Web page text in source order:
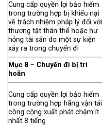
Cung cấp quyền lợi bảo hiểm
trong trường hợp bị khiếu nại
về trách nhiệm pháp lý đối với
thương tật thân thể hoặc hư
hỏng tài sản do một sự kiện
xảy ra trong chuyến đi
Mục 8 – Chuyến đi bị trì
hoãn
Cung cấp quyền lợi bảo hiểm
trong trường hợp hãng vận tải
công cộng xuất phát chậm ít
nhất 8 tiếng